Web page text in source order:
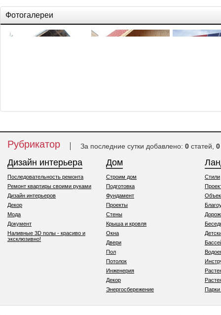
Фотогалереи
Рубрикатор За последние сутки добавлено: 0 статей, 0
Дизайн интерьера
Последовательность ремонта
Ремонт квартиры своими руками
Дизайн интерьеров
Декор
Мода
Документ
Наливные 3D полы - красиво и
эксклюзивно!
Дом
Строим дом
Подготовка
Фундамент
Проекты
Стены
Крыша и кровля
Окна
Двери
Пол
Потолок
Инженерия
Декор
Энергосбережение
Стили